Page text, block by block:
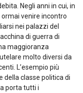
Negli anni in cui, in
venire incontro
nei palazzi del
di guerra di
maggioranza
molto diversi da
L’esempio più
della classe politica di
porta tutti i